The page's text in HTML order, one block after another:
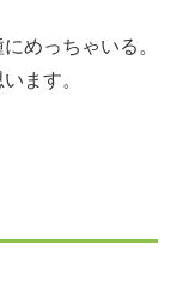
めっちゃいる。
ます。